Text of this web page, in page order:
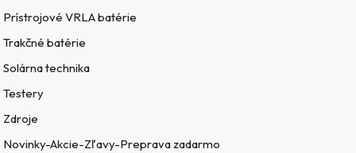
Prístrojové VRLA batérie
Trakčné batérie
Solárna technika
Testery
Zdroje
Novinky-Akcie-Zľavy-Preprava zadarmo